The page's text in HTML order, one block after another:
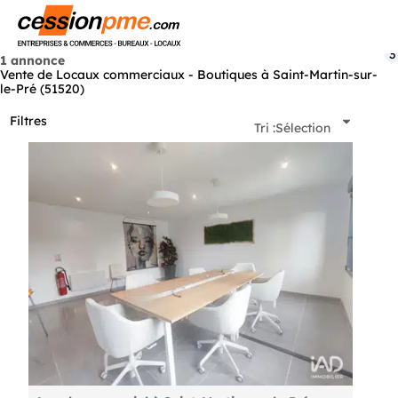
1 annonce
Vente de Locaux commerciaux - Boutiques à Saint-Martin-sur-
le-Pré (51520)
Filtres
3
Tri :Sélection